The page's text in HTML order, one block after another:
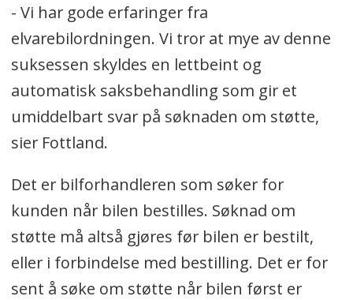
- Vi har gode erfaringer fra
elvarebilordningen. Vi tror at mye av denne
suksessen skyldes en lettbeint og
automatisk saksbehandling som gir et
umiddelbart svar på søknaden om støtte,
sier Fottland.
Det er bilforhandleren som søker for
kunden når bilen bestilles. Søknad om
støtte må altså gjøres før bilen er bestilt,
eller i forbindelse med bestilling. Det er for
sent å søke om støtte når bilen først er